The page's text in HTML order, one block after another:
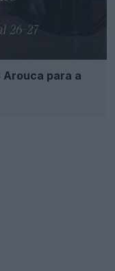
Arouca para a